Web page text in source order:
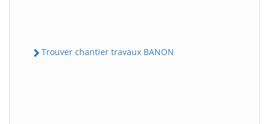
Trouver chantier travaux BANON